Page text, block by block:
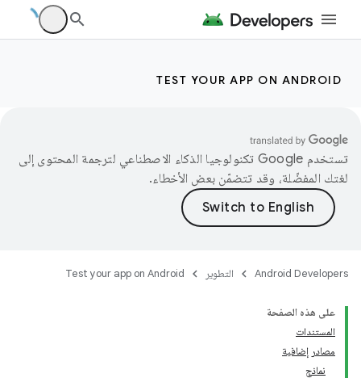
TEST YOUR APP ON ANDROID
تستخدم Google تكنولوجيا الذكاء الاصطناعي لترجمة المحتوى إلى
لغتك المفضّلة، وقد تتضمّن بعض الأخطاء.
Android Developers التطوير Test your app on Android
على هذه الصفحة
المستندات
مصادر إضافية
نماذج